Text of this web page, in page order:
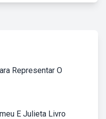
Representar O
E Julieta Livro